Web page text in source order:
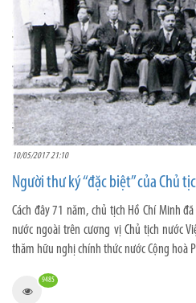
10/05/2017 21:10
Người thư ký “đặc biệt” của Chủ
Cách đây 71 năm, chủ tịch Hồ Chí Minh
nước ngoài trên cương vị Chủ tịch nước
thăm hữu nghị chính thức nước Cộng hoà
9485